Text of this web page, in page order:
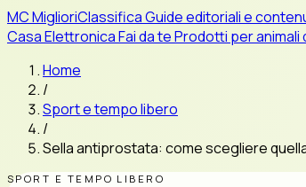
MCMiglioriClassificaGuide editoriali e
CasaElettronicaFai da teProdotti per animali
Home
/
Sport e tempo libero
/
Sella antiprostata: come scegliere
SPORT E TEMPO LIBERO